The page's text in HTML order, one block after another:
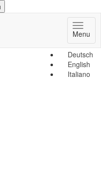
Deutsch
English
Italiano
Menu